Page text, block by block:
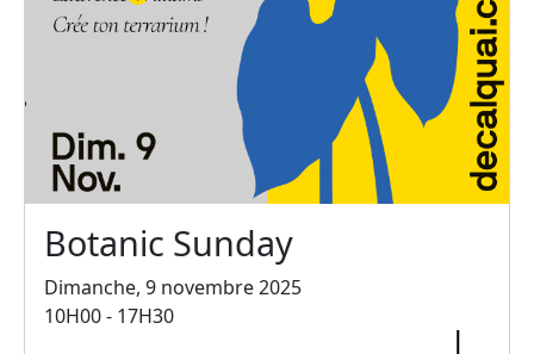
Botanic Sunday
Dimanche, 9 novembre 2025
10H00 - 17H30